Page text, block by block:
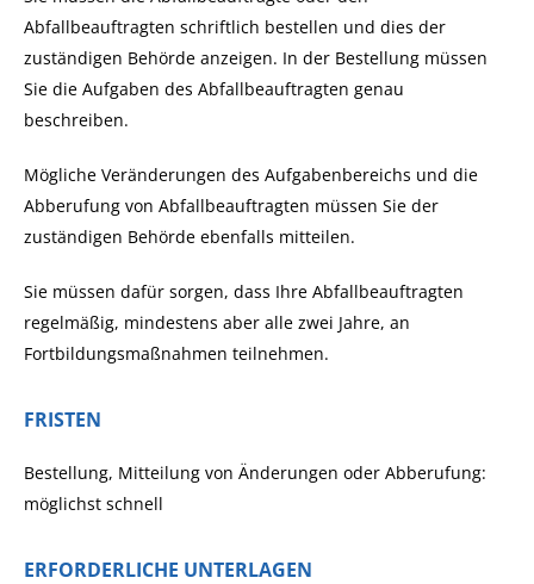
Abfallbeauftragten schriftlich bestellen und dies der
zuständigen Behörde anzeigen. In der Bestellung müssen
Sie die Aufgaben des Abfallbeauftragten genau
beschreiben.
Mögliche Veränderungen des Aufgabenbereichs und die
Abberufung von Abfallbeauftragten müssen Sie der
zuständigen Behörde ebenfalls mitteilen.
Sie müssen dafür sorgen, dass Ihre Abfallbeauftragten
regelmäßig, mindestens aber alle zwei Jahre, an
Fortbildungsmaßnahmen teilnehmen.
FRISTEN
Bestellung, Mitteilung von Änderungen oder Abberufung:
möglichst schnell
ERFORDERLICHE UNTERLAGEN